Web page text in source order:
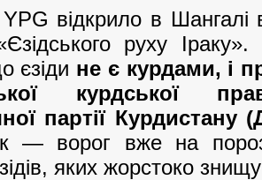
відкрило в Шангалі
руху Іраку».
єзіди не є курдами, і
курдської
партії Курдистану
— ворог вже на
яких жорстоко